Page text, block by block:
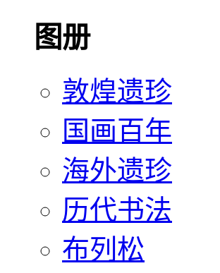
图册
敦煌遗珍
国画百年
海外遗珍
历代书法
布列松